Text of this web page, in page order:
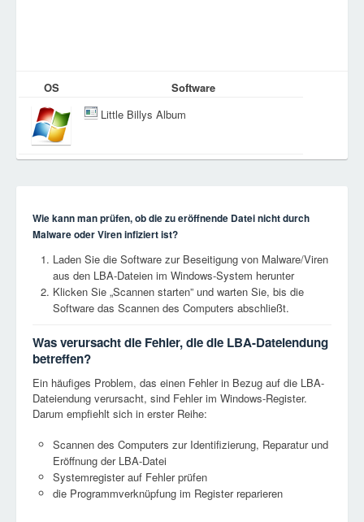
OS
Software
Little Billys Album
Wie kann man prüfen, ob die zu eröffnende Datei nicht durch
Malware oder Viren infiziert ist?
Laden Sie die Software zur Beseitigung von Malware/Viren
aus den LBA-Dateien im Windows-System herunter
Klicken Sie „Scannen starten” und warten Sie, bis die
Software das Scannen des Computers abschließt.
Was verursacht die Fehler, die die LBA-Dateiendung
betreffen?
Ein häufiges Problem, das einen Fehler in Bezug auf die LBA-
Dateiendung verursacht, sind Fehler im Windows-Register.
Darum empfiehlt sich in erster Reihe:
Scannen des Computers zur Identifizierung, Reparatur und
Eröffnung der LBA-Datei
Systemregister auf Fehler prüfen
die Programmverknüpfung im Register reparieren